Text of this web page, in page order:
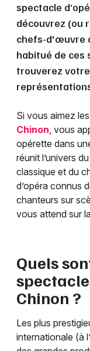
spectacle
découvrez (ou
chefs-d'œuvre
habitué de ces
trouverez
Si vous aimez les
Chinon, vous
opérette dans
réunit l’univers
classique et du
d’opéra connus
chanteurs sur
vous attend sur
Quels
Chinon ?
Les plus
internationale (à